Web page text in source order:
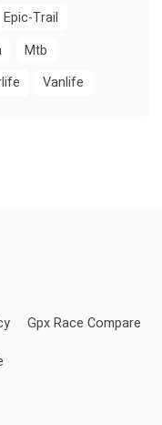
Epic-Trail
Mtb
Vanlife
Gpx Race Compare